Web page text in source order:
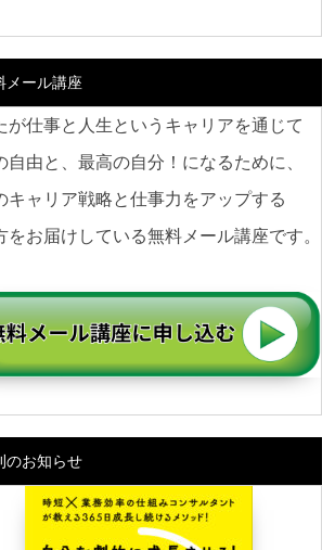
メール講座
が仕事と人生というキャリアを通じて
自由と、最高の自分！になるために、
キャリア戦略と仕事力をアップする
をお届けしている無料メール講座です。
のお知らせ